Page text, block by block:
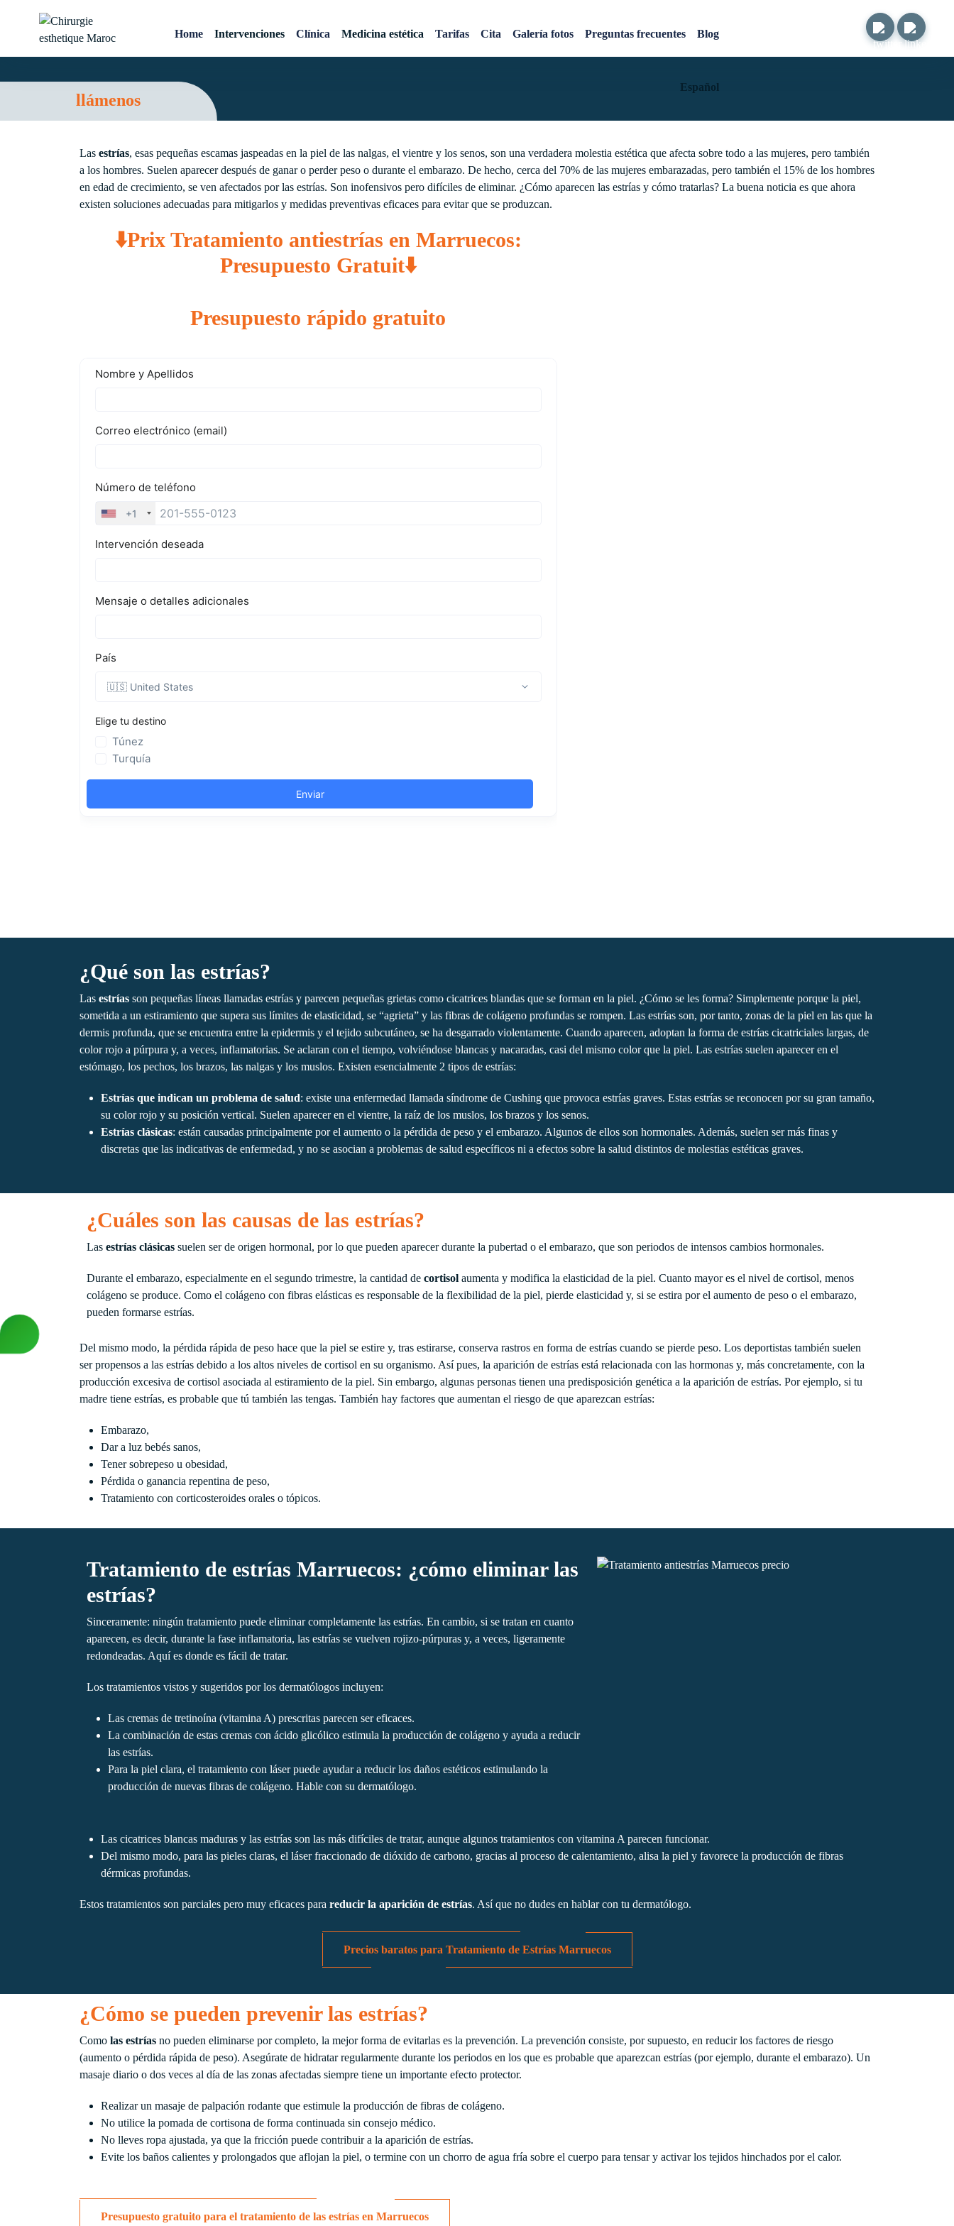
Chirurgie esthetique
Home Intervenciones Clínica Medicina estética Tarifas Cita Galería fotos Preguntas frecuentes Blog
Español
Tratamiento antiestrías Marruecos: reducir la aparición de estrías
llámenos
Las estrías, esas pequeñas escamas jaspeadas en la piel de las nalgas, el vientre y los senos, son una verdadera molestia estética que afecta sobre todo a las mujeres, pero también
a los hombres. Suelen aparecer después de ganar o perder peso o durante el embarazo. De hecho, cerca del 70% de las mujeres embarazadas, pero también el 15% de los hombres
en edad de crecimiento, se ven afectados por las estrías. Son inofensivos pero difíciles de eliminar. ¿Cómo aparecen las estrías y cómo tratarlas? La buena noticia es que ahora
existen soluciones adecuadas para mitigarlos y medidas preventivas eficaces para evitar que se produzcan.
⬇️Prix Tratamiento antiestrías en Marruecos:
Presupuesto Gratuit⬇️
Presupuesto rápido gratuito
¿Qué son las estrías?
Las estrías son pequeñas líneas llamadas estrías y parecen pequeñas grietas como cicatrices blandas que se forman en la piel. ¿Cómo se les forma? Simplemente porque la piel,
sometida a un estiramiento que supera sus límites de elasticidad, se “agrieta” y las fibras de colágeno profundas se rompen. Las estrías son, por tanto, zonas de la piel en las que la
dermis profunda, que se encuentra entre la epidermis y el tejido subcutáneo, se ha desgarrado violentamente. Cuando aparecen, adoptan la forma de estrías cicatriciales largas, de
color rojo a púrpura y, a veces, inflamatorias. Se aclaran con el tiempo, volviéndose blancas y nacaradas, casi del mismo color que la piel. Las estrías suelen aparecer en el
estómago, los pechos, los brazos, las nalgas y los muslos. Existen esencialmente 2 tipos de estrías:
Estrías que indican un problema de salud: existe una enfermedad llamada síndrome de Cushing que provoca estrías graves. Estas estrías se reconocen por su gran tamaño,
su color rojo y su posición vertical. Suelen aparecer en el vientre, la raíz de los muslos, los brazos y los senos.
Estrías clásicas: están causadas principalmente por el aumento o la pérdida de peso y el embarazo. Algunos de ellos son hormonales. Además, suelen ser más finas y
discretas que las indicativas de enfermedad, y no se asocian a problemas de salud específicos ni a efectos sobre la salud distintos de molestias estéticas graves.
¿Cuáles son las causas de las estrías?
Las estrías clásicas suelen ser de origen hormonal, por lo que pueden aparecer durante la pubertad o el embarazo, que son periodos de intensos cambios hormonales.
Durante el embarazo, especialmente en el segundo trimestre, la cantidad de cortisol aumenta y modifica la elasticidad de la piel. Cuanto mayor es el nivel de cortisol, menos
colágeno se produce. Como el colágeno con fibras elásticas es responsable de la flexibilidad de la piel, pierde elasticidad y, si se estira por el aumento de peso o el embarazo,
pueden formarse estrías.
Del mismo modo, la pérdida rápida de peso hace que la piel se estire y, tras estirarse, conserva rastros en forma de estrías cuando se pierde peso. Los deportistas también suelen
ser propensos a las estrías debido a los altos niveles de cortisol en su organismo. Así pues, la aparición de estrías está relacionada con las hormonas y, más concretamente, con la
producción excesiva de cortisol asociada al estiramiento de la piel. Sin embargo, algunas personas tienen una predisposición genética a la aparición de estrías. Por ejemplo, si tu
madre tiene estrías, es probable que tú también las tengas. También hay factores que aumentan el riesgo de que aparezcan estrías:
Embarazo,
Dar a luz bebés sanos,
Tener sobrepeso u obesidad,
Pérdida o ganancia repentina de peso,
Tratamiento con corticosteroides orales o tópicos.
Tratamiento de estrías Marruecos: ¿cómo eliminar las
estrías?
Sinceramente: ningún tratamiento puede eliminar completamente las estrías. En cambio, si se tratan en cuanto
aparecen, es decir, durante la fase inflamatoria, las estrías se vuelven rojizo-púrpuras y, a veces, ligeramente
redondeadas. Aquí es donde es fácil de tratar.
Los tratamientos vistos y sugeridos por los dermatólogos incluyen:
Las cremas de tretinoína (vitamina A) prescritas parecen ser eficaces.
La combinación de estas cremas con ácido glicólico estimula la producción de colágeno y ayuda a reducir
las estrías.
Para la piel clara, el tratamiento con láser puede ayudar a reducir los daños estéticos estimulando la
producción de nuevas fibras de colágeno. Hable con su dermatólogo.
Las cicatrices blancas maduras y las estrías son las más difíciles de tratar, aunque algunos tratamientos con vitamina A parecen funcionar.
Del mismo modo, para las pieles claras, el láser fraccionado de dióxido de carbono, gracias al proceso de calentamiento, alisa la piel y favorece la producción de fibras
dérmicas profundas.
Estos tratamientos son parciales pero muy eficaces para reducir la aparición de estrías. Así que no dudes en hablar con tu dermatólogo.
Precios baratos para Tratamiento de Estrías Marruecos
¿Cómo se pueden prevenir las estrías?
Como las estrías no pueden eliminarse por completo, la mejor forma de evitarlas es la prevención. La prevención consiste, por supuesto, en reducir los factores de riesgo
(aumento o pérdida rápida de peso). Asegúrate de hidratar regularmente durante los periodos en los que es probable que aparezcan estrías (por ejemplo, durante el embarazo). Un
masaje diario o dos veces al día de las zonas afectadas siempre tiene un importante efecto protector.
Realizar un masaje de palpación rodante que estimule la producción de fibras de colágeno.
No utilice la pomada de cortisona de forma continuada sin consejo médico.
No lleves ropa ajustada, ya que la fricción puede contribuir a la aparición de estrías.
Evite los baños calientes y prolongados que aflojan la piel, o termine con un chorro de agua fría sobre el cuerpo para tensar y activar los tejidos hinchados por el calor.
Presupuesto gratuito para el tratamiento de las estrías en Marruecos